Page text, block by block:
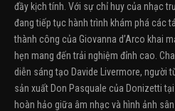
đầy kịch tính. Với sự chỉ huy của nhạc
đang tiếp tục hành trình khám phá các
thành công của Giovanna d’Arco khai
hẹn mang đến trải nghiệm đỉnh cao.
diễn sáng tạo Davide Livermore, người
sản xuất Don Pasquale của Donizetti
hoàn hảo giữa âm nhạc và hình ảnh